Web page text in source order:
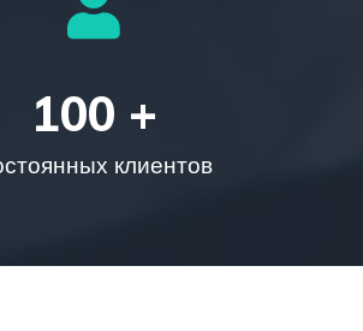
100 +
клиентов